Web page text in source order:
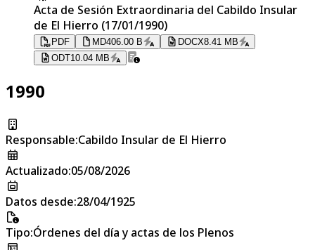
Acta de Sesión Extraordinaria del Cabildo Insular
de El Hierro (17/01/1990)
PDF MD406.00 B DOCX8.41 MB
ODT10.04 MB
1990
Responsable:Cabildo Insular de El Hierro
Actualizado:05/08/2026
Datos desde:28/04/1925
Tipo:Órdenes del día y actas de los Plenos